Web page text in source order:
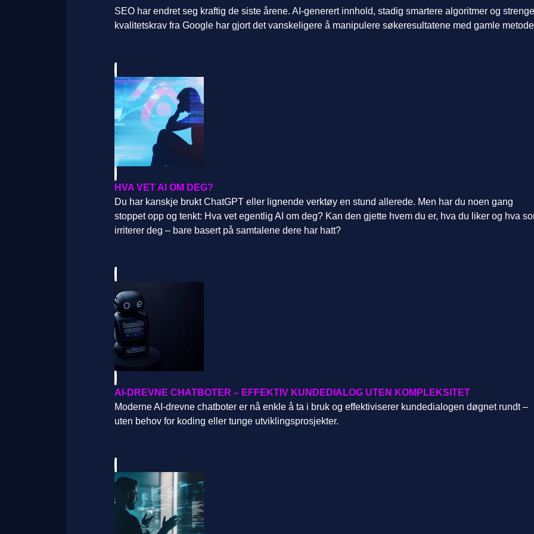
SEO har endret seg kraftig de siste årene. AI-generert innhold, stadig smartere algoritmer og
kvalitetskrav fra Google har gjort det vanskeligere å manipulere søkeresultatene med gamle
HVA VET AI OM DEG?
Du har kanskje brukt ChatGPT eller lignende verktøy en stund allerede. Men har du noen gang
stoppet opp og tenkt: Hva vet egentlig AI om deg? Kan den gjette hvem du er, hva du liker og hva
irriterer deg – bare basert på samtalene dere har hatt?
AI-DREVNE CHATBOTER – EFFEKTIV KUNDEDIALOG UTEN KOMPLEKSITET
Moderne AI-drevne chatboter er nå enkle å ta i bruk og effektiviserer kundedialogen døgnet rundt –
uten behov for koding eller tunge utviklingsprosjekter.